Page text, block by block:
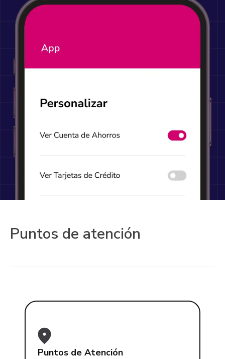
Puntos de atención
Puntos de Atención